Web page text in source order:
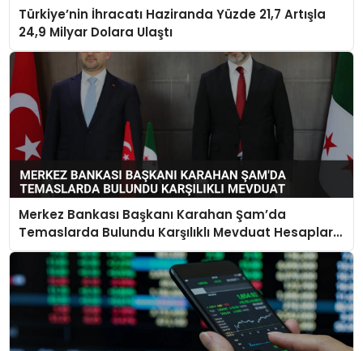
Türkiye’nin İhracatı Haziranda Yüzde 21,7 Artışla
24,9 Milyar Dolara Ulaştı
Merkez Bankası Başkanı Karahan Şam’da
Temaslarda Bulundu Karşılıklı Mevduat Hesapları
Açılacak